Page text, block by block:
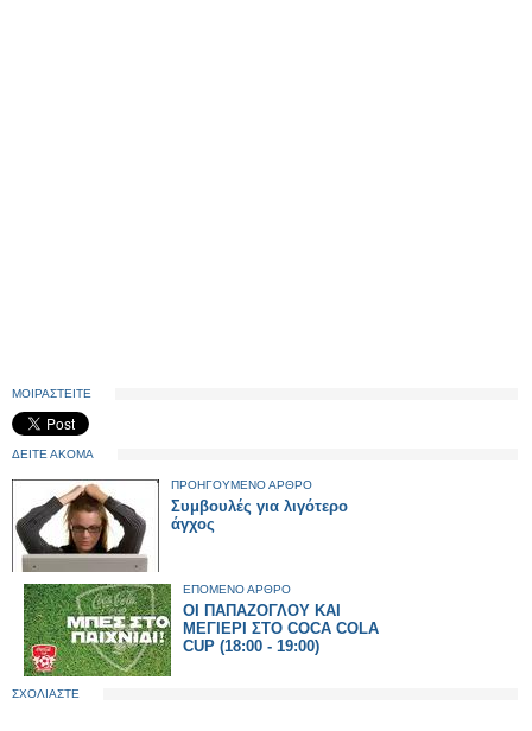
ΜΟΙΡΑΣΤΕΙΤΕ
ΔΕΙΤΕ ΑΚΟΜΑ
ΠΡΟΗΓΟΥΜΕΝΟ ΑΡΘΡΟ
Συμβουλές για λιγότερο
άγχος
ΕΠΟΜΕΝΟ ΑΡΘΡΟ
ΟΙ ΠΑΠΑΖΟΓΛΟΥ ΚΑΙ
ΜΕΓΙΕΡΙ ΣΤΟ COCA COLA
CUP (18:00 - 19:00)
ΣΧΟΛΙΑΣΤΕ